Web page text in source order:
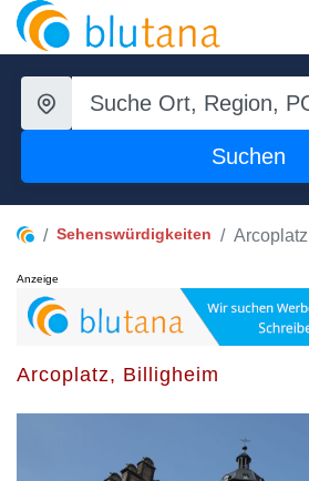
Suchen
Sehenswürdigkeiten Arcoplatz
Anzeige
Arcoplatz, Billigheim